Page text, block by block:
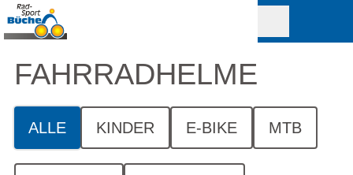
FAHRRAD­HELME
ALLE KINDER E-BIKE MTB